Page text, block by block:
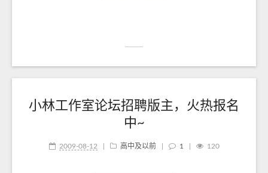
小林工作室论坛招聘版主，火热报名
中~
2009-08-12 高中及以前 1 120